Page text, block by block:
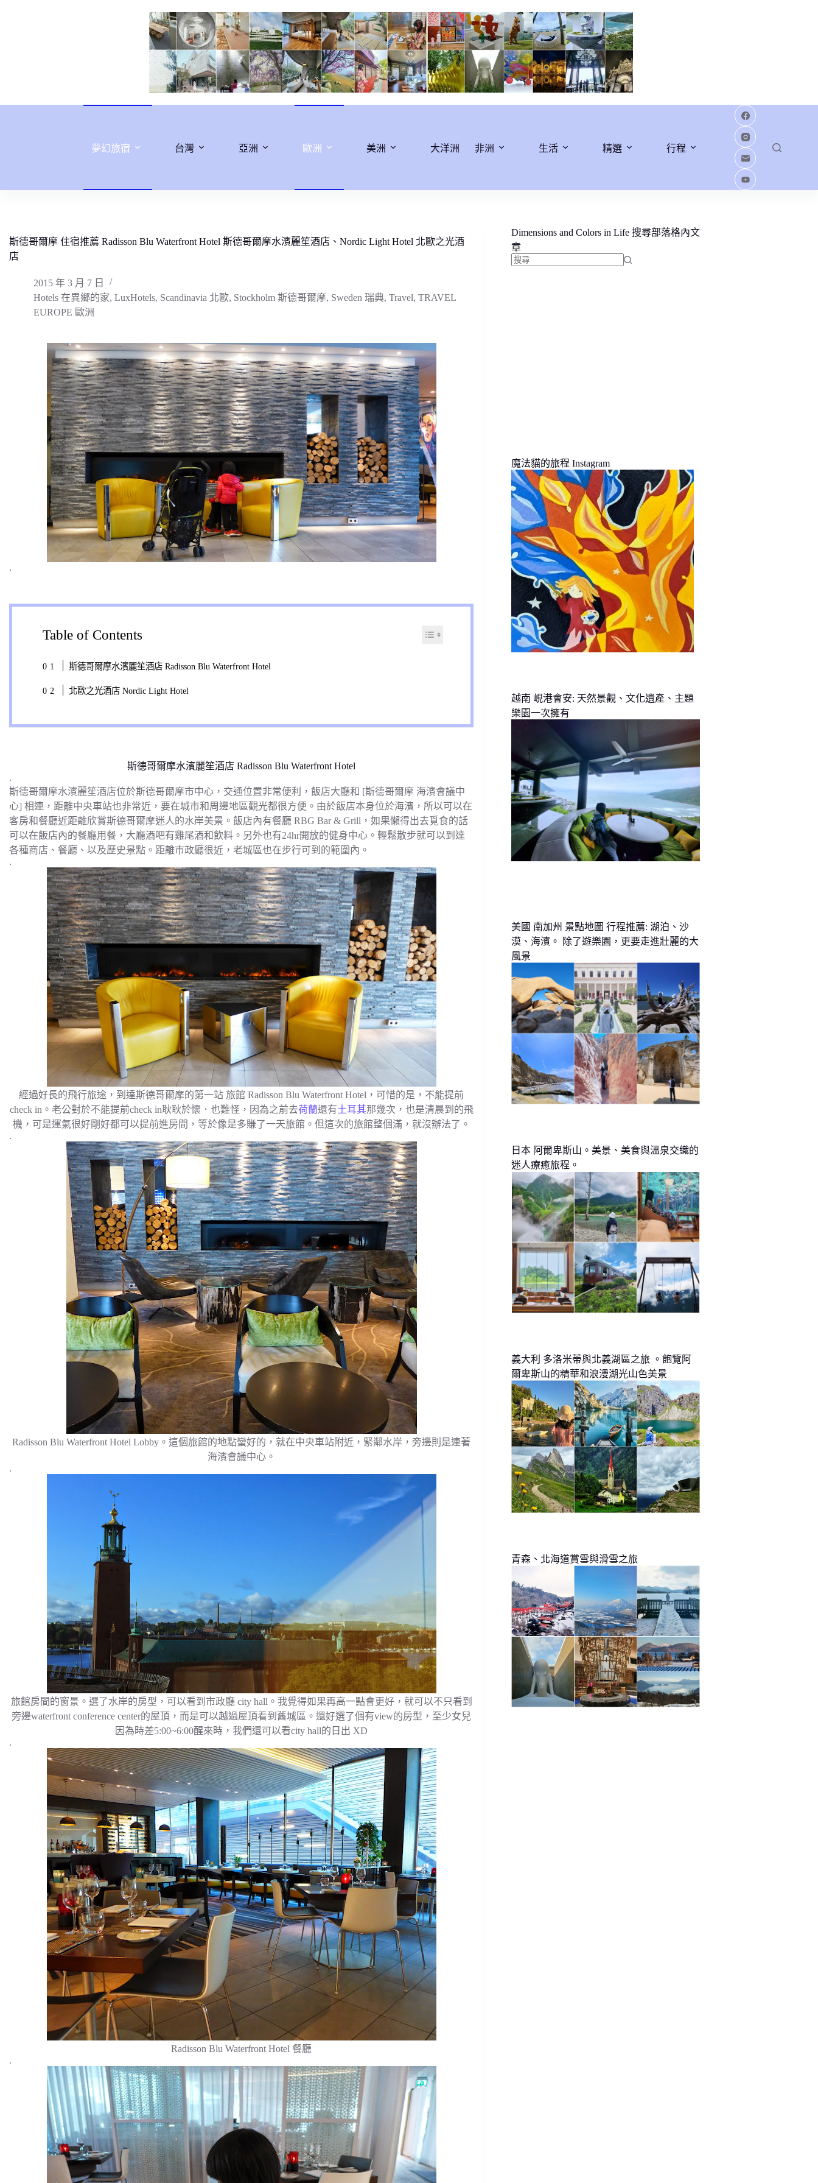
夢幻旅宿 台灣 亞洲 歐洲 美洲 大洋洲 非洲 生活 精選 行程
斯德哥爾摩 住宿推薦 Radisson Blu Waterfront Hotel 斯德哥爾摩水濱麗笙酒店、Nordic Light Hotel 北歐之光酒
店
2015 年 3 月 7 日
Hotels 在異鄉的家, LuxHotels, Scandinavia 北歐, Stockholm 斯德哥爾摩, Sweden 瑞典, Travel, TRAVEL
EUROPE 歐洲
.
Table of Contents
斯德哥爾摩水濱麗笙酒店 Radisson Blu Waterfront Hotel
北歐之光酒店 Nordic Light Hotel
斯德哥爾摩水濱麗笙酒店 Radisson Blu Waterfront Hotel
.
斯德哥爾摩水濱麗笙酒店位於斯德哥爾摩市中心，交通位置非常便利，飯店大廳和 [斯德哥爾摩 海濱會議中
心] 相連，距離中央車站也非常近，要在城市和周邊地區觀光都很方便。由於飯店本身位於海濱，所以可以在
客房和餐廳近距離欣賞斯德哥爾摩迷人的水岸美景。飯店內有餐廳 RBG Bar & Grill，如果懶得出去覓食的話
可以在飯店內的餐廳用餐，大廳酒吧有雞尾酒和飲料。另外也有24hr開放的健身中心。輕鬆散步就可以到達
各種商店、餐廳、以及歷史景點。距離市政廳很近，老城區也在步行可到的範圍內。
.
經過好長的飛行旅途，到達斯德哥爾摩的第一站 旅館 Radisson Blu Waterfront Hotel，可惜的是，不能提前
check in。老公對於不能提前check in耿耿於懷．也難怪，因為之前去荷蘭還有土耳其那幾次，也是清晨到的飛
機，可是運氣很好剛好都可以提前進房間，等於像是多賺了一天旅館。但這次的旅館整個滿，就沒辦法了。
.
Radisson Blu Waterfront Hotel Lobby。這個旅館的地點蠻好的，就在中央車站附近，緊鄰水岸，旁邊則是連著
海濱會議中心。
.
旅館房間的窗景。選了水岸的房型，可以看到市政廳 city hall。我覺得如果再高一點會更好，就可以不只看到
旁邊waterfront conference center的屋頂，而是可以越過屋頂看到舊城區。還好選了個有view的房型，至少女兒
因為時差5:00~6:00醒來時，我們還可以看city hall的日出 XD
.
Radisson Blu Waterfront Hotel 餐廳
.
Dimensions and Colors in Life 搜尋部落格內文
章
魔法貓的旅程 Instagram
越南 峴港會安: 天然景觀、文化遺產、主題
樂園一次擁有
美國 南加州 景點地圖 行程推薦: 湖泊、沙
漠、海濱。 除了遊樂園，更要走進壯麗的大
風景
日本 阿爾卑斯山。美景、美食與溫泉交織的
迷人療癒旅程。
義大利 多洛米蒂與北義湖區之旅 。飽覽阿
爾卑斯山的精華和浪漫湖光山色美景
青森、北海道賞雪與滑雪之旅